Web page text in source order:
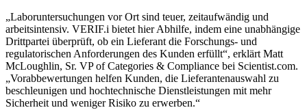
„Laboruntersuchungen vor Ort sind teuer, zeitaufwändig und
arbeitsintensiv. VERIF.i bietet hier Abhilfe, indem eine unabhängige
Drittpartei überprüft, ob ein Lieferant die Forschungs- und
regulatorischen Anforderungen des Kunden erfüllt“, erklärt Matt
McLoughlin, Sr. VP of Categories & Compliance bei Scientist.com.
„Vorabbewertungen helfen Kunden, die Lieferantenauswahl zu
beschleunigen und hochtechnische Dienstleistungen mit mehr
Sicherheit und weniger Risiko zu erwerben.“